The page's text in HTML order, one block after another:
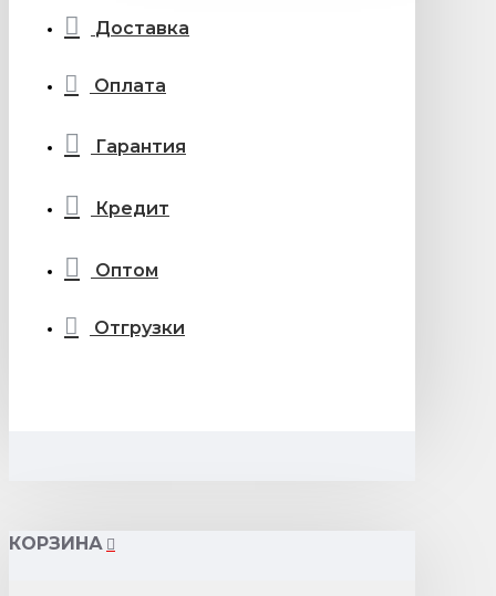
Доставка
Оплата
Гарантия
Кредит
Оптом
Отгрузки
КОРЗИНА